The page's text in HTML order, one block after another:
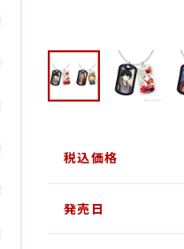
税込価格
発売日